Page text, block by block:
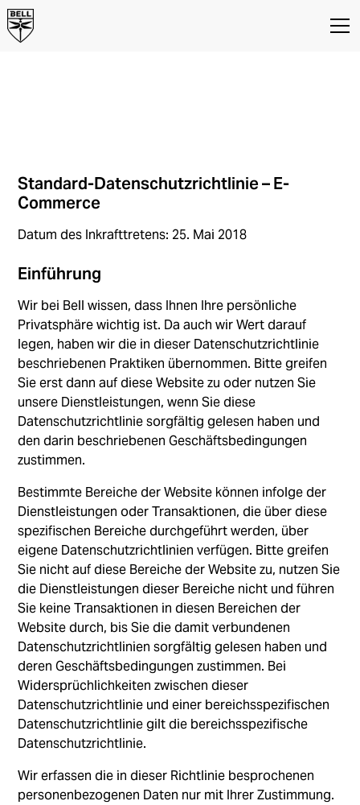
Datenschutzrichtlinie
Standard-Datenschutzrichtlinie – E-
Commerce
Datum des Inkrafttretens: 25. Mai 2018
Einführung
Wir bei Bell wissen, dass Ihnen Ihre persönliche
Privatsphäre wichtig ist. Da auch wir Wert darauf
legen, haben wir die in dieser Datenschutzrichtlinie
beschriebenen Praktiken übernommen. Bitte greifen
Sie erst dann auf diese Website zu oder nutzen Sie
unsere Dienstleistungen, wenn Sie diese
Datenschutzrichtlinie sorgfältig gelesen haben und
den darin beschriebenen Geschäftsbedingungen
zustimmen.
Bestimmte Bereiche der Website können infolge der
Dienstleistungen oder Transaktionen, die über diese
spezifischen Bereiche durchgeführt werden, über
eigene Datenschutzrichtlinien verfügen. Bitte greifen
Sie nicht auf diese Bereiche der Website zu, nutzen Sie
die Dienstleistungen dieser Bereiche nicht und führen
Sie keine Transaktionen in diesen Bereichen der
Website durch, bis Sie die damit verbundenen
Datenschutzrichtlinien sorgfältig gelesen haben und
deren Geschäftsbedingungen zustimmen. Bei
Widersprüchlichkeiten zwischen dieser
Datenschutzrichtlinie und einer bereichsspezifischen
Datenschutzrichtlinie gilt die bereichsspezifische
Datenschutzrichtlinie.
Wir erfassen die in dieser Richtlinie besprochenen
personenbezogenen Daten nur mit Ihrer Zustimmung.